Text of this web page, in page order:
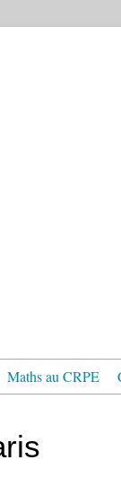
Maths au CRPE